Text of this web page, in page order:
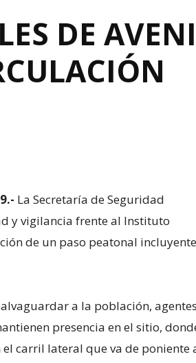
DE
La Secretaría de Seguridad
y vigilancia frente al Instituto
de un paso peatonal incluyente
a la población, agentes
presencia en el sitio,
carril lateral que va de poniente